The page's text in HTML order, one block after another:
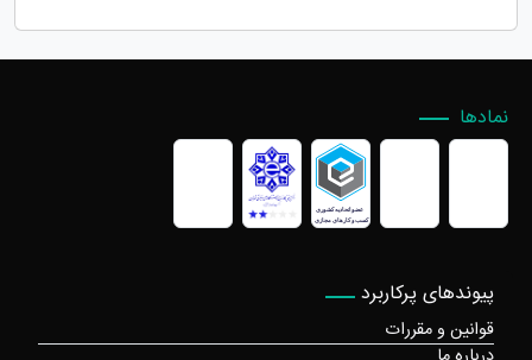
پیوندهای پرکاربرد
قوانین و مقررات
نمادها